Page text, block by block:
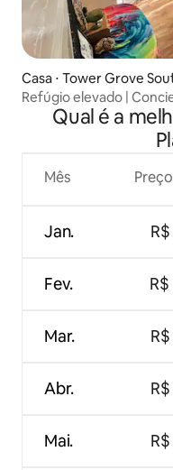
Casa ⋅ Tower Grove
Refúgio elevado |
hidromassagem |
Qual é a
Mês
Jan.
Fev.
Mar.
Abr.
Mai.